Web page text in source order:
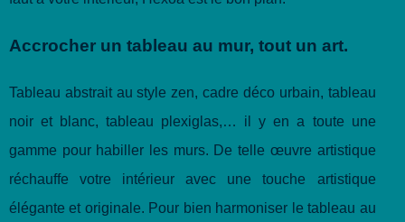
Accrocher un tableau au mur, tout un art.
Tableau abstrait au style zen, cadre déco urbain, tableau
noir et blanc, tableau plexiglas,… il y en a toute une
gamme pour habiller les murs. De telle œuvre artistique
réchauffe votre intérieur avec une touche artistique
élégante et originale. Pour bien harmoniser le tableau au